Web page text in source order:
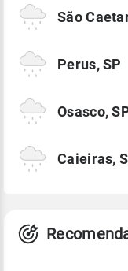
São
Perus, SP
Osasco,
Caieiras,